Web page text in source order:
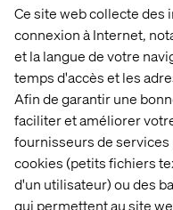
Ce site web collecte des
connexion à Internet,
et la langue de votre
temps d'accès et les
Afin de garantir une
faciliter et améliorer
fournisseurs de
cookies (petits fichiers
d'un utilisateur) ou des
qui permettent au site